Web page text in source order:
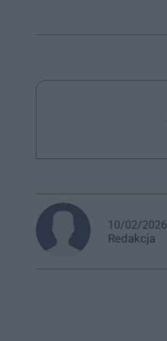
10/02/2026
Redakcja